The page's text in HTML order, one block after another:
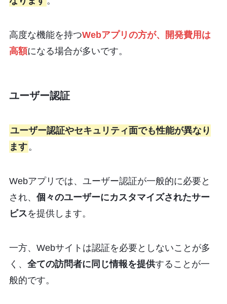
高度な機能を持つWebアプリの方が、開発費用は
高額になる場合が多いです。
ユーザー認証
ユーザー認証やセキュリティ面でも性能が異なり
ます。
Webアプリでは、ユーザー認証が一般的に必要と
され、 個々のユーザーにカスタマイズされたサー
ビスを提供します。
一方、Webサイトは認証を必要としないことが多
く、 全ての訪問者に同じ情報を提供することが一
般的です。